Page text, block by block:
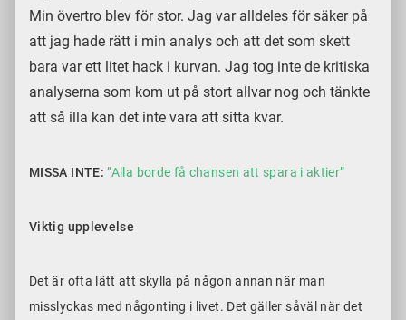
Min övertro blev för stor. Jag var alldeles för säker på
att jag hade rätt i min analys och att det som skett
bara var ett litet hack i kurvan. Jag tog inte de kritiska
analyserna som kom ut på stort allvar nog och tänkte
att så illa kan det inte vara att sitta kvar.
MISSA INTE: ”Alla borde få chansen att spara i aktier”
Viktig upplevelse
Det är ofta lätt att skylla på någon annan när man
misslyckas med någonting i livet. Det gäller såväl när det